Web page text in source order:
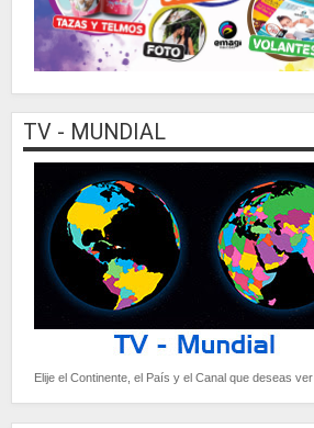
TV - MUNDIAL
Elije el Continente, el País y el Canal que deseas ver